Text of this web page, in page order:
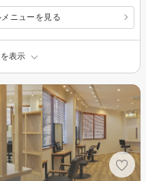
ニューを見る
表示